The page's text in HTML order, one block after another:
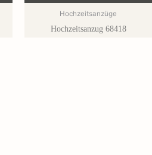
Hochzeitsanzüge
Hochzeitsanzug 68418